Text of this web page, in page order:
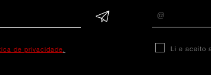
No âmbito desta
reforçar a divulgação das
junto dos consumidores e
de privacidade. Li e aceito a